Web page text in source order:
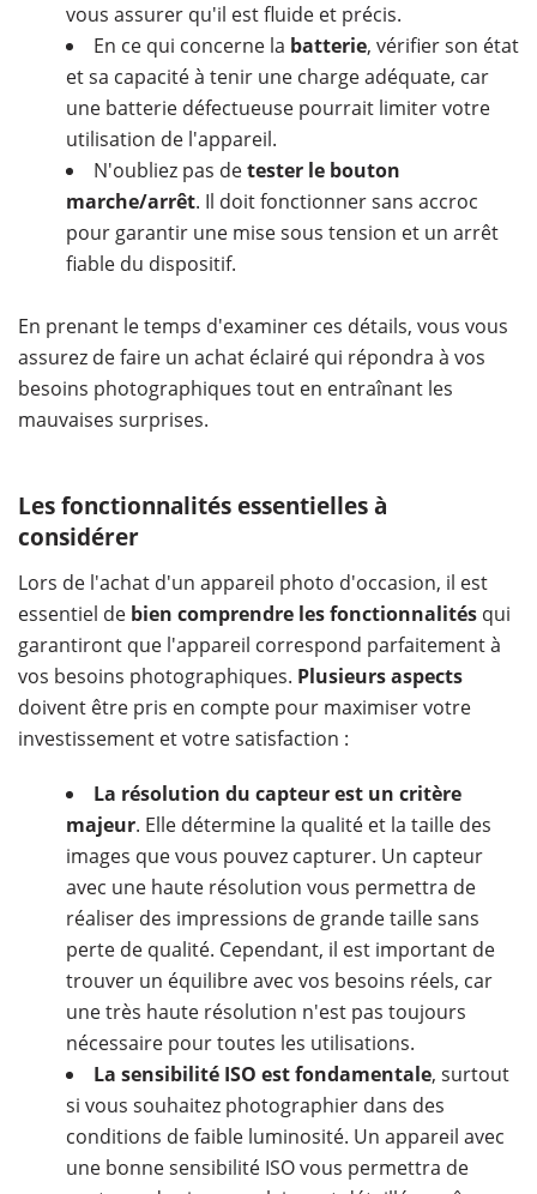
vous assurer qu'il est fluide et précis.
En ce qui concerne la batterie, vérifier son état
et sa capacité à tenir une charge adéquate, car
une batterie défectueuse pourrait limiter votre
utilisation de l'appareil.
N'oubliez pas detester le bouton
marche/arrêt. Il doit fonctionner sans accroc
pour garantir une mise sous tension et un arrêt
fiable du dispositif.
En prenant le temps d'examiner ces détails, vous vous
assurez de faire un achat éclairé qui répondra à vos
besoins photographiques tout en entraînant les
mauvaises surprises.
Les fonctionnalités essentielles à
considérer
Lors de l'achat d'un appareil photo d'occasion, il est
essentiel de bien comprendre les fonctionnalités qui
garantiront que l'appareil correspond parfaitement à
vos besoins photographiques. Plusieurs aspects
doivent être pris en compte pour maximiser votre
investissement et votre satisfaction :
La résolution du capteur est un critère
majeur. Elle détermine la qualité et la taille des
images que vous pouvez capturer. Un capteur
avec une haute résolution vous permettra de
réaliser des impressions de grande taille sans
perte de qualité. Cependant, il est important de
trouver un équilibre avec vos besoins réels, car
une très haute résolution n'est pas toujours
nécessaire pour toutes les utilisations.
La sensibilité ISO est fondamentale, surtout
si vous souhaitez photographier dans des
conditions de faible luminosité. Un appareil avec
une bonne sensibilité ISO vous permettra de